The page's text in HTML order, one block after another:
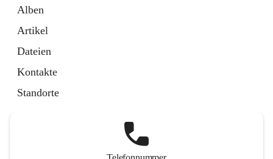
Alben
Artikel
Dateien
Kontakte
Standorte